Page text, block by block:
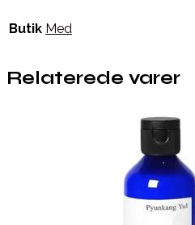
Butik Med
Relaterede varer